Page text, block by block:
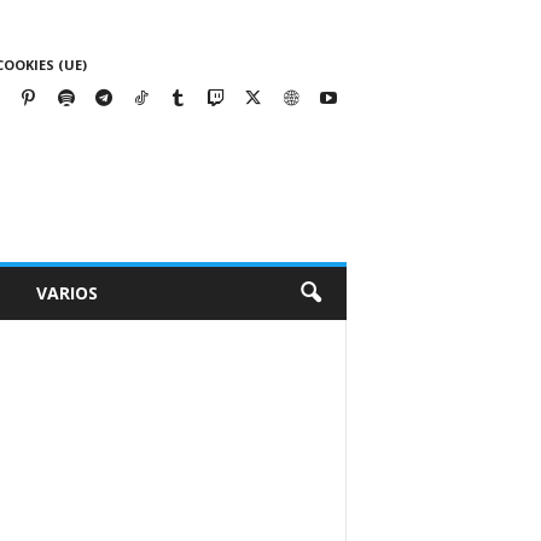
(UE)
VARIOS